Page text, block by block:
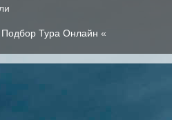
Подбор Тура Онлайн «